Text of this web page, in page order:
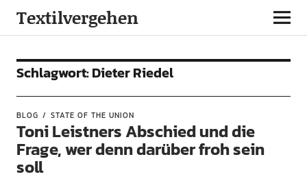
Textilvergehen
Schlagwort:Dieter Riedel
BLOG STATE OF THE UNION
Toni Leistners Abschied und die
Frage, wer denn darüber froh sein
soll